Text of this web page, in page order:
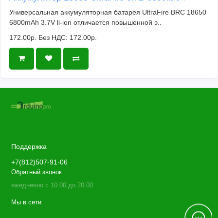
Универсальная аккумуляторная батарея UltraFire BRC 18650
6800mAh 3.7V li-ion отличается повышенной э..
172.00р. Без НДС: 172.00р.
Поддержка
+7(812)507-91-06
Обратный звонок
ежедневно с 10.00 до 20.00
Мы в сети